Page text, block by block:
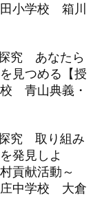
小学校 箱川
究 あなたら
見つめる【授
青山典義・
究 取り組み
発見しよ
貢献活動～
庄中学校 大倉